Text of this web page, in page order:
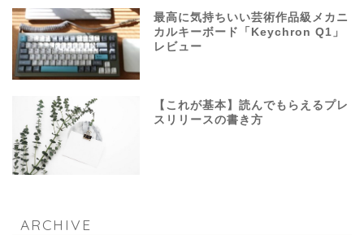
最高に気持ちいい芸術作品級メカニ
カルキーボード「Keychron Q1」
レビュー
【これが基本】読んでもらえるプレ
スリリースの書き方
ARCHIVE